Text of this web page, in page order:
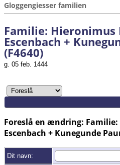
Gloggengiesser familien
Familie: Hieronimus
Escenbach +
(F4640)
g. 05 feb. 1444
Foreslå en ændring:
Escenbach + Kunegunde
Dit navn: